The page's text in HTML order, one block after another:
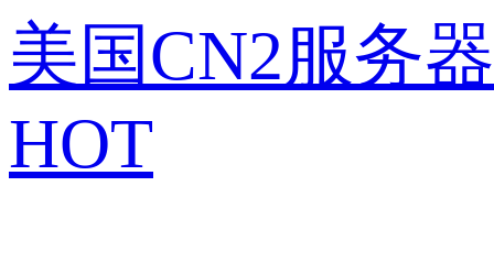
美国CN2服务器
HOT